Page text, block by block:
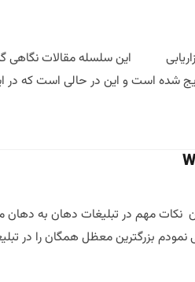
این سلسله مقالات نگاهی
شده است و این در حالی است که در
مهم در تبلیغات دهان به دهان
بزرگترین معظل همگان را در